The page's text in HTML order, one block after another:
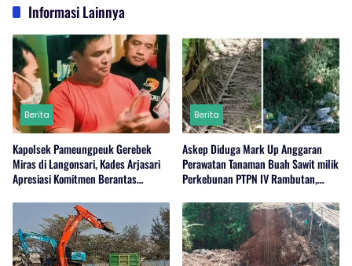
Informasi Lainnya
Berita
Kapolsek Pameungpeuk Gerebek
Miras di Langonsari, Kades Arjasari
Apresiasi Komitmen Berantas
Berita
Askep Diduga Mark Up Anggaran
Perawatan Tanaman Buah Sawit milik
Perkebunan PTPN IV Rambutan,